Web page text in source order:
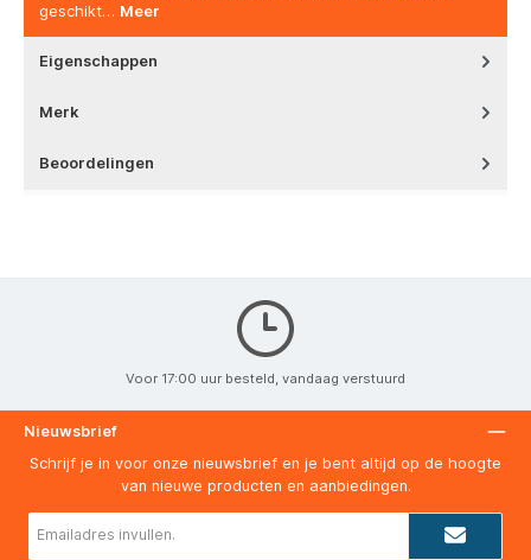
geschikt… Meer
Eigenschappen
Merk
Beoordelingen
Voor 17:00 uur besteld, vandaag verstuurd
Nieuwsbrief
Schrijf je in voor onze nieuwsbrief en je bent altijd op de hoogte
van nieuwe producten en aanbiedingen.